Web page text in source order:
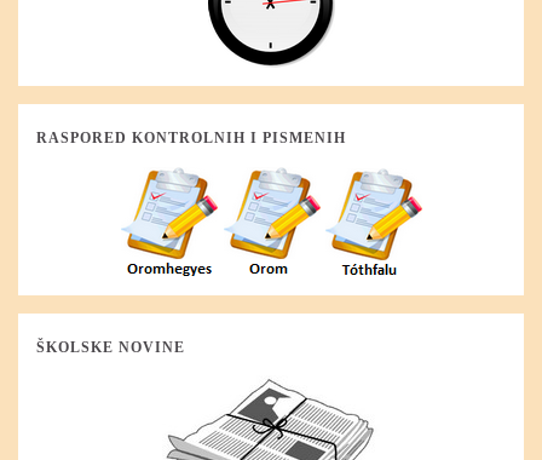
RASPORED KONTROLNIH I PISMENIH
ŠKOLSKE NOVINE